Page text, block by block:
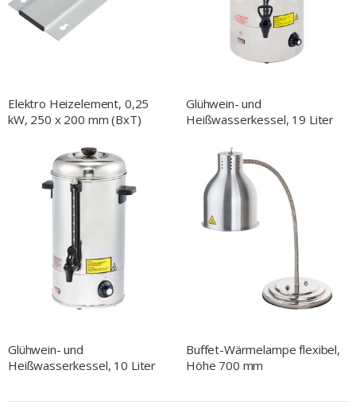
Elektro Heizelement, 0,25
kW, 250 x 200 mm (BxT)
Glühwein- und
Heißwasserkessel, 19 Liter
Glühwein- und
Heißwasserkessel, 10 Liter
Buffet-Wärmelampe flexibel,
Höhe 700 mm